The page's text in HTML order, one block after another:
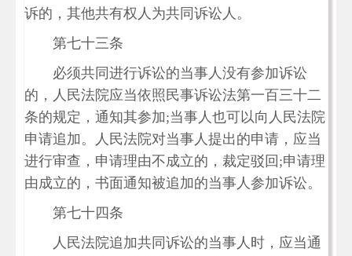
诉的，其他共有权人为共同诉讼人。
第七十三条
必须共同进行诉讼的当事人没有参加诉讼
的，人民法院应当依照民事诉讼法第一百三十二
条的规定，通知其参加;当事人也可以向人民法院
申请追加。人民法院对当事人提出的申请，应当
进行审查，申请理由不成立的，裁定驳回;申请理
由成立的，书面通知被追加的当事人参加诉讼。
第七十四条
人民法院追加共同诉讼的当事人时，应当通